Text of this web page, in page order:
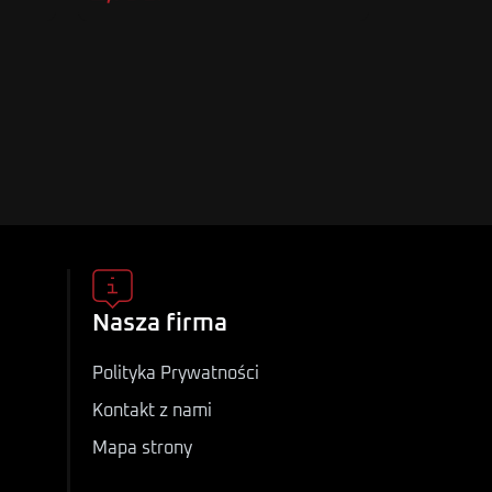
Nasza firma
Polityka Prywatności
Kontakt z nami
Mapa strony